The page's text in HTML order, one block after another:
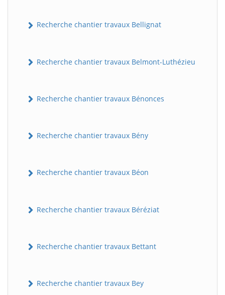
Recherche chantier travaux Bellignat
Recherche chantier travaux Belmont-Luthézieu
Recherche chantier travaux Bénonces
Recherche chantier travaux Bény
Recherche chantier travaux Béon
Recherche chantier travaux Béréziat
Recherche chantier travaux Bettant
Recherche chantier travaux Bey